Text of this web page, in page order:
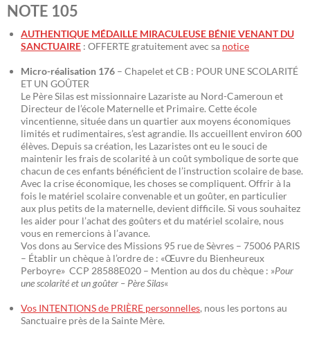
NOTE 105
AUTHENTIQUE MÉDAILLE MIRACULEUSE BÉNIE VENANT DU
SANCTUAIRE : OFFERTE gratuitement avec sa notice
Micro-réalisation 176 – Chapelet et CB : POUR UNE SCOLARITÉ
ET UN GOÛTER
Le Père Silas est missionnaire Lazariste au Nord-Cameroun et
Directeur de l’école Maternelle et Primaire. Cette école
vincentienne, située dans un quartier aux moyens économiques
limités et rudimentaires, s’est agrandie. Ils accueillent environ 600
élèves. Depuis sa création, les Lazaristes ont eu le souci de
maintenir les frais de scolarité à un coût symbolique de sorte que
chacun de ces enfants bénéficient de l’instruction scolaire de base.
Avec la crise économique, les choses se compliquent. Offrir à la
fois le matériel scolaire convenable et un goûter, en particulier
aux plus petits de la maternelle, devient difficile. Si vous souhaitez
les aider pour l’achat des goûters et du matériel scolaire, nous
vous en remercions à l’avance.
Vos dons au Service des Missions 95 rue de Sèvres – 75006 PARIS
– Établir un chèque à l’ordre de : «Œuvre du Bienheureux
Perboyre» CCP 28588E020 – Mention au dos du chèque : »Pour
une scolarité et un goûter – Père Silas«
Vos INTENTIONS de PRIÈRE personnelles, nous les portons au
Sanctuaire près de la Sainte Mère.